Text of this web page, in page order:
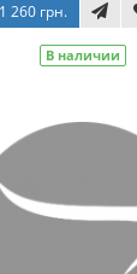
1 260 грн.
В наличии